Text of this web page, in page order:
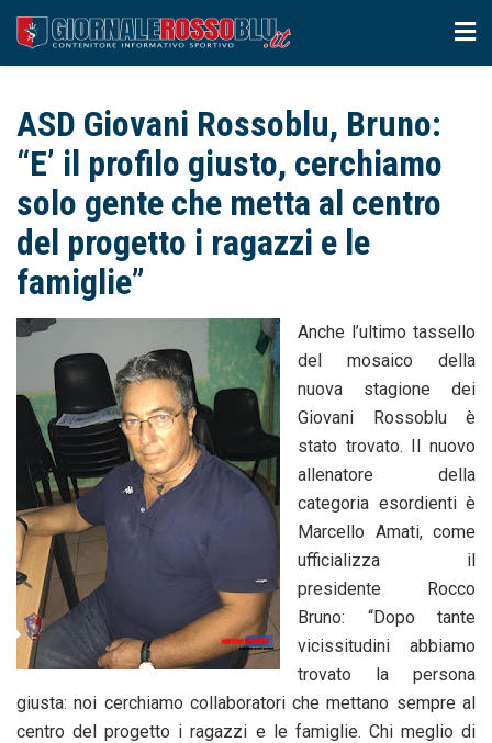
ASD Giovani Rossoblu, Bruno:
“E’ il profilo giusto, cerchiamo
solo gente che metta al centro
del progetto i ragazzi e le
famiglie”
Anche l’ultimo tassello
del mosaico della
nuova stagione dei
Giovani Rossoblu è
stato trovato. Il nuovo
allenatore della
categoria esordienti è
Marcello Amati, come
ufficializza il
presidente Rocco
Bruno: “Dopo tante
vicissitudini abbiamo
trovato la persona
giusta: noi cerchiamo collaboratori che mettano sempre al
centro del progetto i ragazzi e le famiglie. Chi meglio di